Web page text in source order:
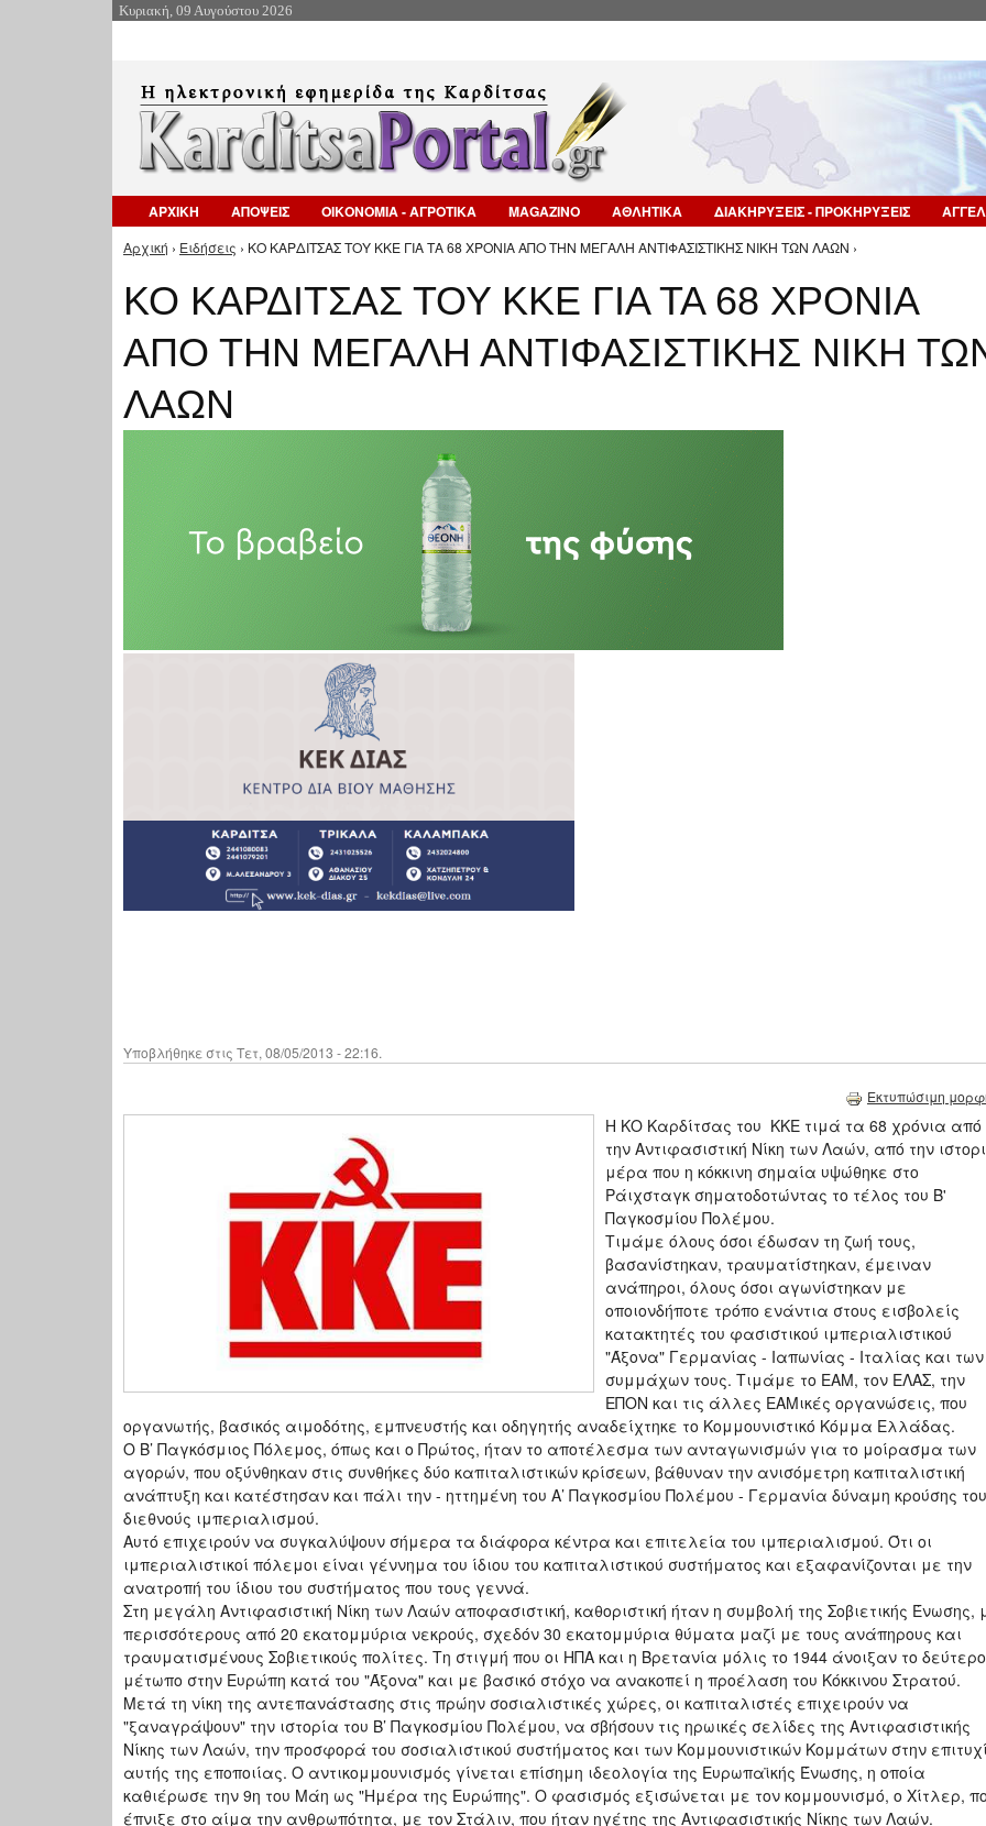
Κυριακή, 09 Αυγούστου 2026
ΑΡΧΙΚΗ ΑΠΟΨΕΙΣ ΟΙΚΟΝΟΜΙΑ - ΑΓΡΟΤΙΚΑ MAGAZINO ΑΘΛΗΤΙΚΑ ΔΙΑΚΗΡΥΞΕΙΣ - ΠΡΟΚΗΡΥΞΕΙΣ
Είστε εδώ
Αρχική › Ειδήσεις › ΚΟ ΚΑΡΔΙΤΣΑΣ ΤΟΥ ΚΚΕ ΓΙΑ ΤΑ 68 ΧΡΟΝΙΑ ΑΠΟ ΤΗΝ ΜΕΓΑΛΗ ΑΝΤΙΦΑΣΙΣΤΙΚΗΣ ΝΙΚΗ ΤΩΝ ΛΑΩΝ ›
ΚΟ ΚΑΡΔΙΤΣΑΣ ΤΟΥ ΚΚΕ ΓΙΑ ΤΑ 68 ΧΡΟΝΙΑ
ΑΠΟ ΤΗΝ ΜΕΓΑΛΗ ΑΝΤΙΦΑΣΙΣΤΙΚΗΣ ΝΙΚΗ
ΛΑΩΝ
Υποβλήθηκε στις Τετ, 08/05/2013 - 22:16.
Εκτυπώσιμη
Η ΚΟ Καρδίτσας του ΚΚΕ τιμά τα 68 χρόνια από
την Αντιφασιστική Νίκη των Λαών, από την
μέρα που η κόκκινη σημαία υψώθηκε στο
Ράιχσταγκ σηματοδοτώντας το τέλος του Β'
Παγκοσμίου Πολέμου.
Τιμάμε όλους όσοι έδωσαν τη ζωή τους,
βασανίστηκαν, τραυματίστηκαν, έμειναν
ανάπηροι, όλους όσοι αγωνίστηκαν με
οποιονδήποτε τρόπο ενάντια στους εισβολείς
κατακτητές του φασιστικού ιμπεριαλιστικού
"Άξονα" Γερμανίας - Ιαπωνίας - Ιταλίας και των
συμμάχων τους. Τιμάμε το ΕΑΜ, τον ΕΛΑΣ, την
ΕΠΟΝ και τις άλλες ΕΑΜικές οργανώσεις, που
οργανωτής, βασικός αιμοδότης, εμπνευστής και οδηγητής αναδείχτηκε το Κομμουνιστικό Κόμμα Ελλάδας.
Ο Β’ Παγκόσμιος Πόλεμος, όπως και ο Πρώτος, ήταν το αποτέλεσμα των ανταγωνισμών για το μοίρασμα των
αγορών, που οξύνθηκαν στις συνθήκες δύο καπιταλιστικών κρίσεων, βάθυναν την ανισόμετρη καπιταλιστική
ανάπτυξη και κατέστησαν και πάλι την - ηττημένη του Α’ Παγκοσμίου Πολέμου - Γερμανία δύναμη κρούσης του
διεθνούς ιμπεριαλισμού.
Αυτό επιχειρούν να συγκαλύψουν σήμερα τα διάφορα κέντρα και επιτελεία του ιμπεριαλισμού. Ότι οι
ιμπεριαλιστικοί πόλεμοι είναι γέννημα του ίδιου του καπιταλιστικού συστήματος και εξαφανίζονται με την
ανατροπή του ίδιου του συστήματος που τους γεννά.
Στη μεγάλη Αντιφασιστική Νίκη των Λαών αποφασιστική, καθοριστική ήταν η συμβολή της Σοβιετικής Ένωσης,
περισσότερους από 20 εκατομμύρια νεκρούς, σχεδόν 30 εκατομμύρια θύματα μαζί με τους ανάπηρους και
τραυματισμένους Σοβιετικούς πολίτες. Τη στιγμή που οι ΗΠΑ και η Βρετανία μόλις το 1944 άνοιξαν το δεύτερο
μέτωπο στην Ευρώπη κατά του "Άξονα" και με βασικό στόχο να ανακοπεί η προέλαση του Κόκκινου Στρατού.
Μετά τη νίκη της αντεπανάστασης στις πρώην σοσιαλιστικές χώρες, οι καπιταλιστές επιχειρούν να
"ξαναγράψουν" την ιστορία του Β’ Παγκοσμίου Πολέμου, να σβήσουν τις ηρωικές σελίδες της Αντιφασιστικής
Νίκης των Λαών, την προσφορά του σοσιαλιστικού συστήματος και των Κομμουνιστικών Κομμάτων στην
αυτής της εποποιίας. Ο αντικομμουνισμός γίνεται επίσημη ιδεολογία της Ευρωπαϊκής Ένωσης, η οποία
καθιέρωσε την 9η του Μάη ως "Ημέρα της Ευρώπης". Ο φασισμός εξισώνεται με τον κομμουνισμό, ο Χίτλερ,
έπνιξε στο αίμα την ανθρωπότητα, με τον Στάλιν, που ήταν ηγέτης της Αντιφασιστικής Νίκης των Λαών.